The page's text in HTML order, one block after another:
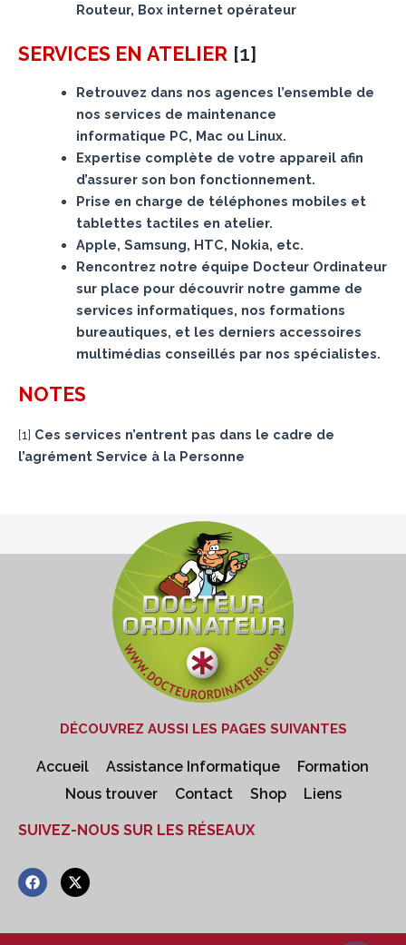
Routeur, Box internet opérateur
SERVICES EN ATELIER [1]
Retrouvez dans nos agences l’ensemble de
nos services de maintenance
informatique PC, Mac ou Linux.
Expertise complète de votre appareil afin
d’assurer son bon fonctionnement.
Prise en charge de téléphones mobiles et
tablettes tactiles en atelier.
Apple, Samsung, HTC, Nokia, etc.
Rencontrez notre équipe Docteur Ordinateur
sur place pour découvrir notre gamme de
services informatiques, nos formations
bureautiques, et les derniers accessoires
multimédias conseillés par nos spécialistes.
NOTES
[1] Ces services n’entrent pas dans le cadre de
l’agrément Service à la Personne
DÉCOUVREZ AUSSI LES PAGES SUIVANTES
Accueil Assistance Informatique
Formation
Nous trouver
Contact Shop Liens
SUIVEZ-NOUS SUR LES RÉSEAUX
F
a
b
X
-
i